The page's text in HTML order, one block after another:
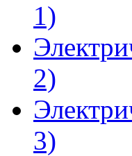
1)
2)
3)